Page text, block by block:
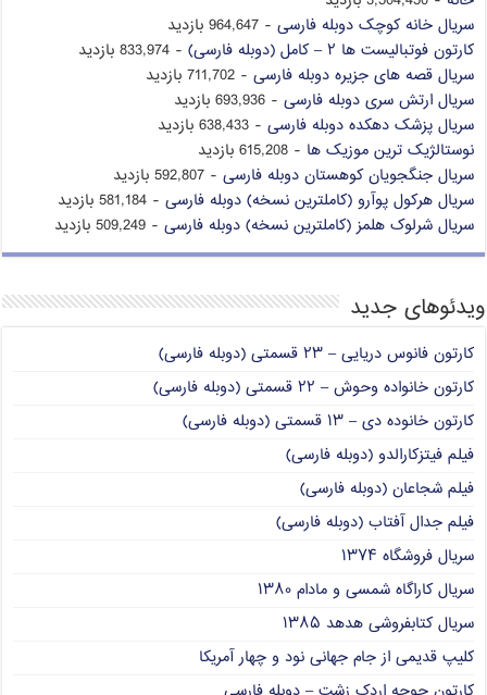
سریال خانه کوچک دوبله فارسی - 964,647 بازدید
کارتون فوتبالیست ها ۲ – کامل (دوبله فارسی)
- 833,974 بازدید
سریال قصه های جزیره دوبله فارسی - 711,702 بازدید
سریال ارتش سری دوبله فارسی - 693,936 بازدید
سریال پزشک دهکده دوبله فارسی - 638,433 بازدید
نوستالژیک ترین موزیک ها - 615,208 بازدید
سریال جنگجویان کوهستان دوبله فارسی - 592,807 بازدید
سریال هرکول پوآرو (کاملترین نسخه) دوبله فارسی - 581,184 بازدید
سریال شرلوک هلمز (کاملترین نسخه) دوبله فارسی - 509,249 بازدید
ویدئوهای جدید
کارتون فانوس دریایی – ۲۳ قسمتی (دوبله فارسی)
کارتون خانواده وحوش – ۲۲ قسمتی (دوبله فارسی)
کارتون خانوده دی – ۱۳ قسمتی (دوبله فارسی)
فیلم فیتزکارالدو (دوبله فارسی)
فیلم شجاعان (دوبله فارسی)
فیلم جدال آفتاب (دوبله فارسی)
سریال فروشگاه ۱۳۷۴
سریال کاراگاه شمسی و مادام ۱۳۸۰
سریال کتابفروشی هدهد ۱۳۸۵
کلیپ قدیمی از جام جهانی نود و چهار آمریکا